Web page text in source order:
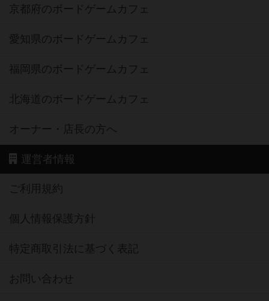
京都府のボードゲームカフェ
愛知県のボードゲームカフェ
福岡県のボードゲームカフェ
北海道のボードゲームカフェ
オーナー・店長の方へ
運営者情報
ご利用規約
個人情報保護方針
特定商取引法に基づく表記
お問い合わせ